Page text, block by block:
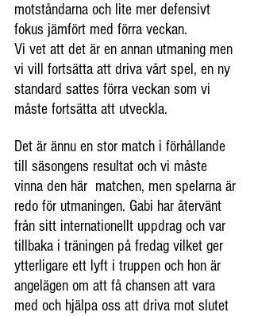
motståndarna och lite mer defensivt
fokus jämfört med förra veckan.
Vi vet att det är en annan utmaning men
vi vill fortsätta att driva vårt spel, en ny
standard sattes förra veckan som vi
måste fortsätta att utveckla.
Det är ännu en stor match i förhållande
till säsongens resultat och vi måste
vinna den här  matchen, men spelarna är
redo för utmaningen. Gabi har återvänt
från sitt internationellt uppdrag och var
tillbaka i träningen på fredag vilket ger
ytterligare ett lyft i truppen och hon är
angelägen om att få chansen att vara
med och hjälpa oss att driva mot slutet